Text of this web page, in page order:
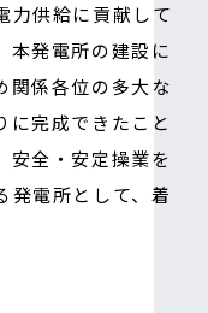
力供給に貢献して
本発電所の建設に
関係各位の多大な
に完成できたこと
安全・安定操業を
発電所として、着